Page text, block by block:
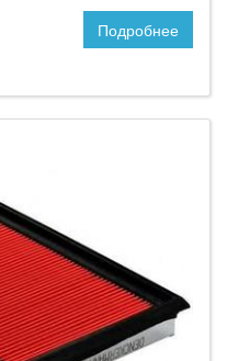
Подробнее